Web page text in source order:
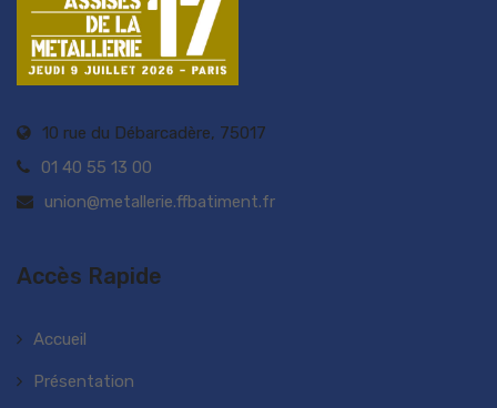
10 rue du Débarcadère, 75017
01 40 55 13 00
union@metallerie.ffbatiment.fr
Accès Rapide
Accueil
Présentation